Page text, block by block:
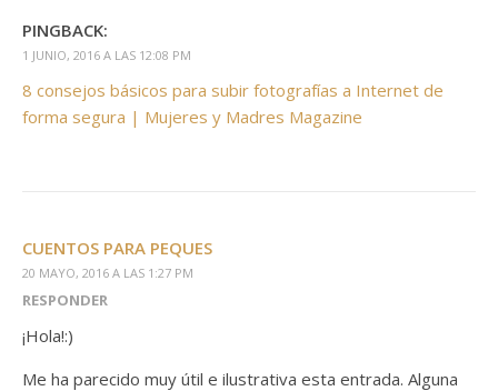
PINGBACK:
1 JUNIO, 2016 A LAS 12:08 PM
8 consejos básicos para subir fotografías a Internet de
forma segura | Mujeres y Madres Magazine
CUENTOS PARA PEQUES
20 MAYO, 2016 A LAS 1:27 PM
RESPONDER
¡Hola!:)
Me ha parecido muy útil e ilustrativa esta entrada. Alguna